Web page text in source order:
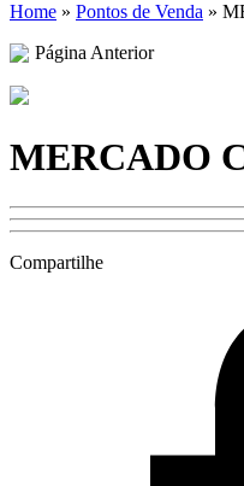
Home » Pontos de Venda »
Página Anterior
MERCADO
Compartilhe